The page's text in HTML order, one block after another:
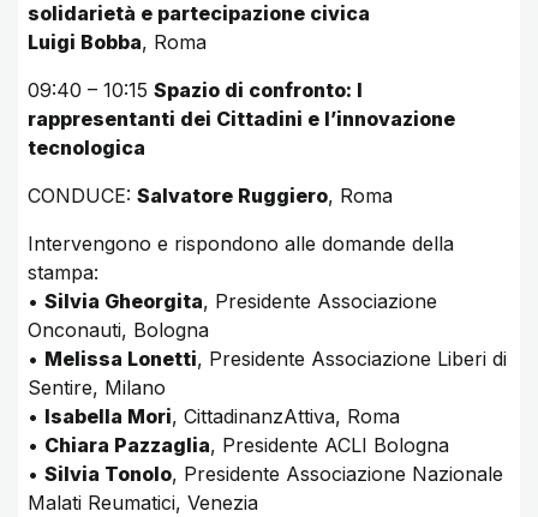
solidarietà e partecipazione civica
Luigi Bobba, Roma
09:40 – 10:15 Spazio di confronto: I
rappresentanti dei Cittadini e l’innovazione
tecnologica
CONDUCE: Salvatore Ruggiero, Roma
Intervengono e rispondono alle domande della
stampa:
• Silvia Gheorgita, Presidente Associazione
Onconauti, Bologna
• Melissa Lonetti, Presidente Associazione Liberi di
Sentire, Milano
• Isabella Mori, CittadinanzAttiva, Roma
• Chiara Pazzaglia, Presidente ACLI Bologna
• Silvia Tonolo, Presidente Associazione Nazionale
Malati Reumatici, Venezia